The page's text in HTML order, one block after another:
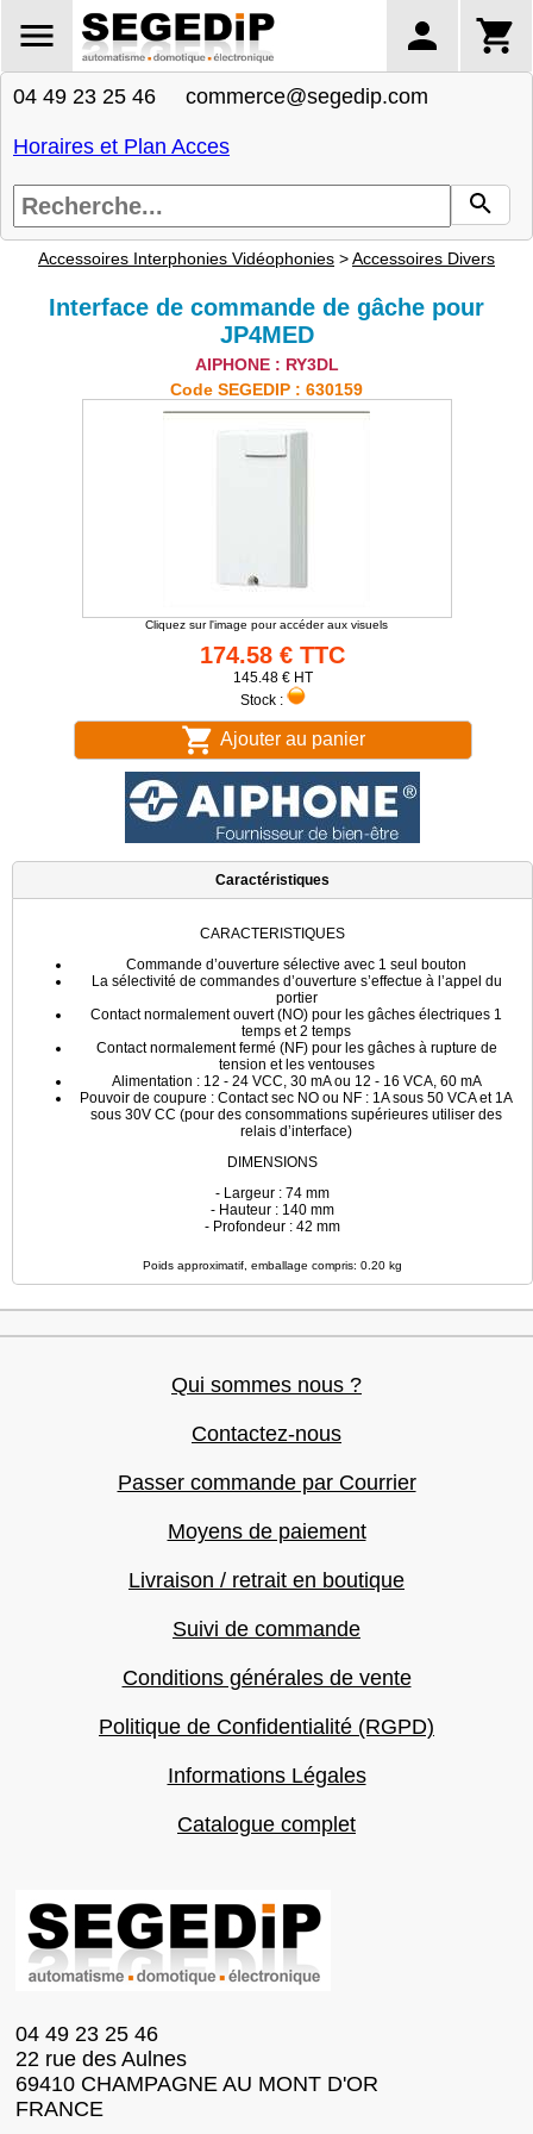
04 49 23 25 46 commerce@segedip.com
Horaires et Plan Acces
Accessoires Interphonies Vidéophonies >Accessoires Divers
Interface de commande de gâche pour
JP4MED
AIPHONE : RY3DL
Code SEGEDIP : 630159
Cliquez sur l'image pour accéder aux visuels
174.58 € TTC
145.48 € HT
Stock :
Ajouter au panier
Caractéristiques
CARACTERISTIQUES
Commande d’ouverture sélective avec 1 seul bouton
La sélectivité de commandes d’ouverture s’effectue à l’appel du
portier
Contact normalement ouvert (NO) pour les gâches électriques 1
temps et 2 temps
Contact normalement fermé (NF) pour les gâches à rupture de
tension et les ventouses
Alimentation : 12 - 24 VCC, 30 mA ou 12 - 16 VCA, 60 mA
Pouvoir de coupure : Contact sec NO ou NF : 1A sous 50 VCA et 1A
sous 30V CC (pour des consommations supérieures utiliser des
relais d’interface)
DIMENSIONS
- Largeur : 74 mm
- Hauteur : 140 mm
- Profondeur : 42 mm
Poids approximatif, emballage compris: 0.20 kg
Qui sommes nous ?
Contactez-nous
Passer commande par Courrier
Moyens de paiement
Livraison / retrait en boutique
Suivi de commande
Conditions générales de vente
Politique de Confidentialité (RGPD)
Informations Légales
Catalogue complet
04 49 23 25 46
22 rue des Aulnes
69410 CHAMPAGNE AU MONT D'OR
FRANCE